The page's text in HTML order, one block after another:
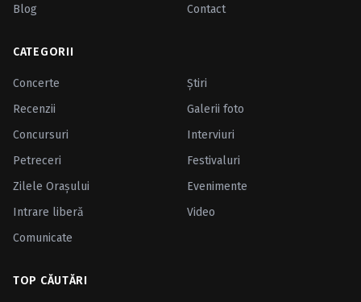
Blog
Contact
CATEGORII
Concerte
Ştiri
Recenzii
Galerii foto
Concursuri
Interviuri
Petreceri
Festivaluri
Zilele Oraşului
Evenimente
Intrare liberă
Video
Comunicate
TOP CĂUTĂRI